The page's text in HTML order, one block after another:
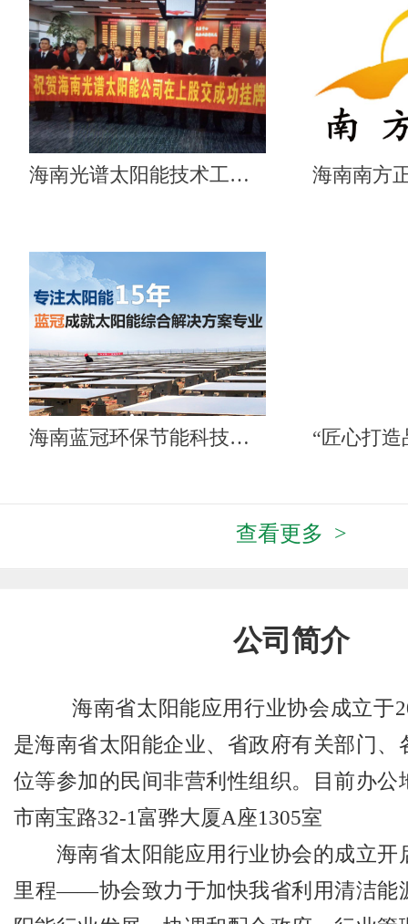
海南光谱太阳能技术工程有限公司
海南蓝冠环保节能科技有限公司
查看更多 >
公司简介
海南省太阳能应用行业协会成立于
是海南省太阳能企业、省政府有关部门、
位等参加的民间非营利性组织。目前办公
市南宝路32-1富骅大厦A座1305室
海南省太阳能应用行业协会的成立开
里程——协会致力于加快我省利用清洁能